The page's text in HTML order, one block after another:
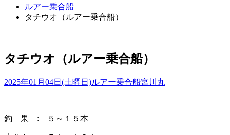
ルアー乗合船
タチウオ（ルアー乗合船）
タチウオ（ルアー乗合船）
2025年01月04日(土曜日)ルアー乗合船宮川丸
釣 果 : ５～１５本